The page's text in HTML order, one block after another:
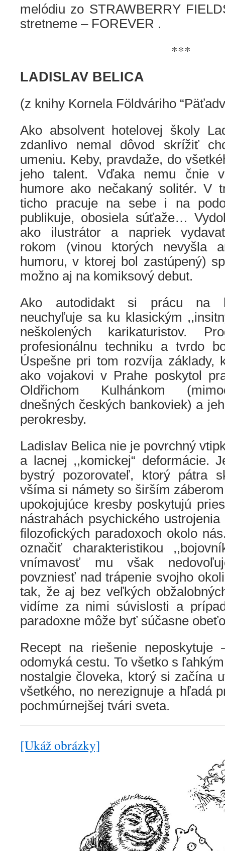
melódiu zo STRAWBERRY
stretneme – FOREVER .
***
LADISLAV BELICA
(z knihy Kornela Földváriho
Ako absolvent hotelovej školy
zdanlivo nemal dôvod skrížiť
umeniu. Keby, pravdaže, do
jeho talent. Vďaka nemu čnie
humore ako nečakaný solitér. V
ticho pracuje na sebe i na
publikuje, obosiela súťaže…
ako ilustrátor a napriek
rokom (vinou ktorých nevyšla
humoru, v ktorej bol zastúpený)
možno aj na komiksový debut.
Ako autodidakt si prácu na
neuchyľuje sa ku klasickým
neškolených karikaturistov.
profesionálnu techniku a tvrdo
Úspešne pri tom rozvíja základy,
ako vojakovi v Prahe poskytol
Oldřichom Kulhánkom
dnešných českých bankoviek) a
perokresby.
Ladislav Belica nie je povrchný
a lacnej ,,komickej“ deformácie.
bystrý pozorovateľ, ktorý pátra
všíma si námety so širším
upokojujúce kresby poskytujú
nástrahách psychického
filozofických paradoxoch okolo
označiť charakteristikou
vnímavosť mu však
povzniesť nad trápenie svojho
tak, že aj bez veľkých
vidíme za nimi súvislosti a
paradoxne môže byť súčasne
Recept na riešenie
odomyká cestu. To všetko s
nostalgie človeka, ktorý si začína
všetkého, no nerezignuje a hľadá
pochmúrnejšej tvári sveta.
[Ukáž obrázky]